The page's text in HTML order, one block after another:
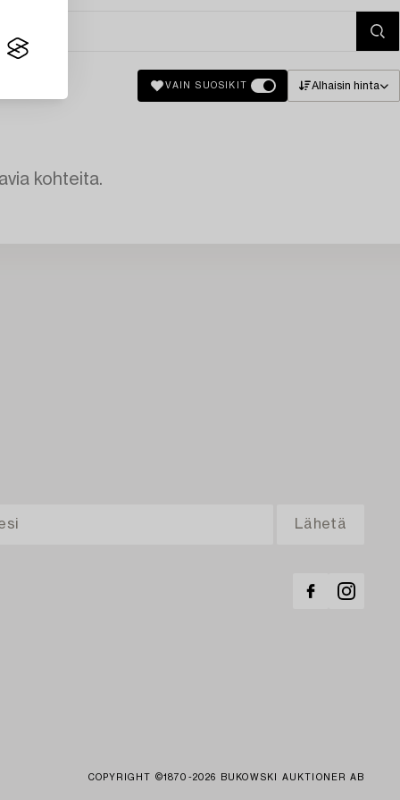
VAIN SUOSIKIT Alhaisin hinta
kohteita.
COPYRIGHT ©1870-2026 BUKOWSKI AUKTIONER AB